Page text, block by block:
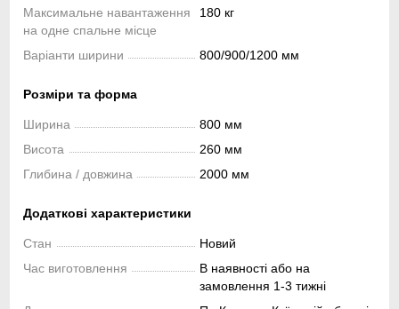
Максимальне навантаження
на одне спальне місце
180 кг
Варіанти ширини 800/900/1200 мм
Розміри та форма
Ширина
800 мм
Висота
260 мм
Глибина / довжина
2000 мм
Додаткові характеристики
Стан
Новий
Час виготовлення
В наявності або на
замовлення 1-3 тижні